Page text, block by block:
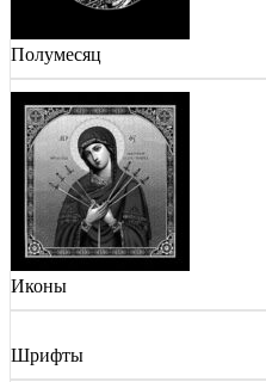
Полумесяц
Иконы
Шрифты